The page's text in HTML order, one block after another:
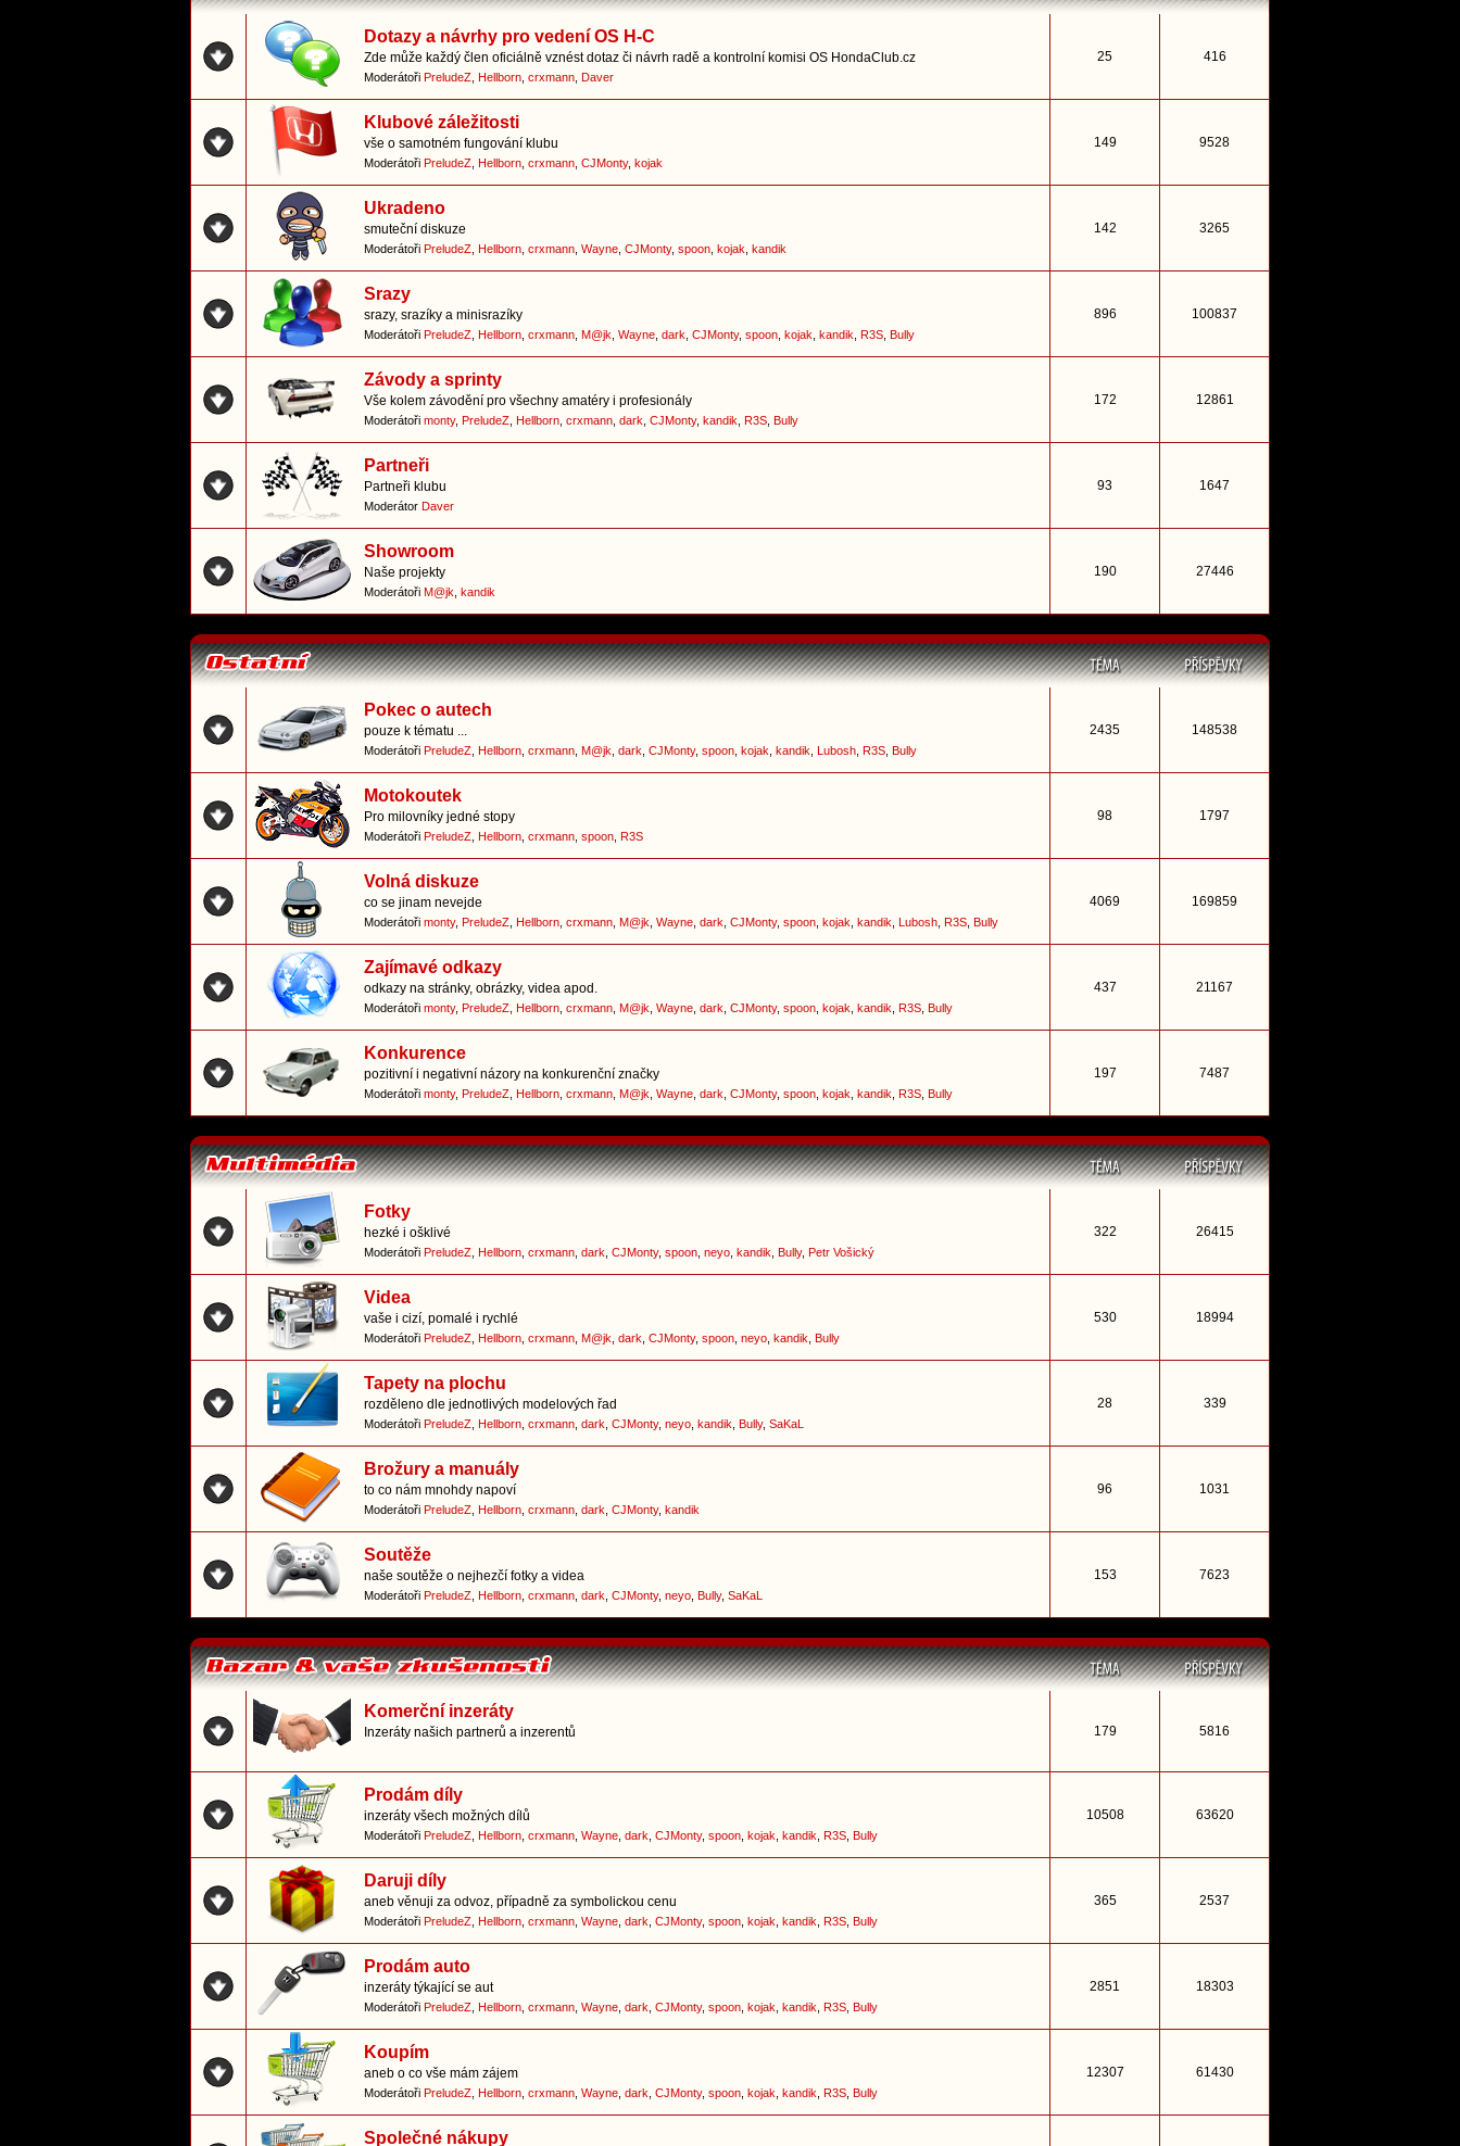
Dotazy a návrhy pro vedení OS H-C
Zde může každý člen oficiálně vznést dotaz či návrh radě a kontrolní komisi OS HondaClub.cz
Moderátoři PreludeZ Hellborn crxmann Daver
25 416
Klubové záležitosti
vše o samotném fungování klubu
Moderátoři PreludeZ Hellborn crxmann CJMonty, kojak
149 9528
Ukradeno
smuteční diskuze
Moderátoři PreludeZ Hellborn crxmann Wayne CJMonty, spoon kojak kandik
142 3265
Srazy
srazy, srazíky a minisrazíky
Moderátoři PreludeZ Hellborn crxmann M@jk Wayne dark CJMonty, spoon kojak kandik R3S Bully
896 100837
Závody a sprinty
Vše kolem závodění pro všechny amatéry i profesionály
Moderátoři monty, PreludeZ Hellborn crxmann dark CJMonty, kandik R3S Bully
172 12861
Partneři
Partneři klubu
Moderátor Daver
93 1647
Showroom
Naše projekty
Moderátoři M@jk kandik
190 27446
Pokec o autech
pouze k tématu ...
Moderátoři PreludeZ Hellborn crxmann M@jk dark CJMonty, spoon kojak kandik Lubosh R3S Bully
2435 148538
Motokoutek
Pro milovníky jedné stopy
Moderátoři PreludeZ Hellborn crxmann spoon R3S
98 1797
Volná diskuze
co se jinam nevejde
Moderátoři monty, PreludeZ Hellborn crxmann M@jk Wayne dark CJMonty, spoon kojak kandik Lubosh R3S Bully
4069 169859
Zajímavé odkazy
odkazy na stránky, obrázky, videa apod.
Moderátoři monty, PreludeZ Hellborn crxmann M@jk Wayne dark CJMonty, spoon kojak kandik R3S Bully
437 21167
Konkurence
pozitivní i negativní názory na konkurenční značky
Moderátoři monty, PreludeZ Hellborn crxmann M@jk Wayne dark CJMonty, spoon kojak kandik R3S Bully
197 7487
Fotky
hezké i ošklivé
Moderátoři PreludeZ Hellborn crxmann dark CJMonty, spoon neyo kandik Bully, Petr Vošický
322 26415
Videa
vaše i cizí, pomalé i rychlé
Moderátoři PreludeZ Hellborn crxmann M@jk dark CJMonty, spoon neyo kandik Bully
530 18994
Tapety na plochu
rozděleno dle jednotlivých modelových řad
Moderátoři PreludeZ Hellborn crxmann dark CJMonty, neyo kandik Bully, SaKaL
28 339
Brožury a manuály
to co nám mnohdy napoví
Moderátoři PreludeZ Hellborn crxmann dark CJMonty, kandik
96 1031
Soutěže
naše soutěže o nejhezčí fotky a videa
Moderátoři PreludeZ Hellborn crxmann dark CJMonty, neyo Bully, SaKaL
153 7623
Komerční inzeráty
Inzeráty našich partnerů a inzerentů 179 5816
Prodám díly
inzeráty všech možných dílů
Moderátoři PreludeZ Hellborn crxmann Wayne dark CJMonty, spoon kojak kandik R3S Bully
10508 63620
Daruji díly
aneb věnuji za odvoz, případně za symbolickou cenu
Moderátoři PreludeZ Hellborn crxmann Wayne dark CJMonty, spoon kojak kandik R3S Bully
365 2537
Prodám auto
inzeráty týkající se aut
Moderátoři PreludeZ Hellborn crxmann Wayne dark CJMonty, spoon kojak kandik R3S Bully
2851 18303
Koupím
aneb o co vše mám zájem
Moderátoři PreludeZ Hellborn crxmann Wayne dark CJMonty, spoon kojak kandik R3S Bully
12307 61430
Společné nákupy